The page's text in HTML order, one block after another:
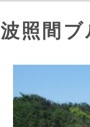
波照間